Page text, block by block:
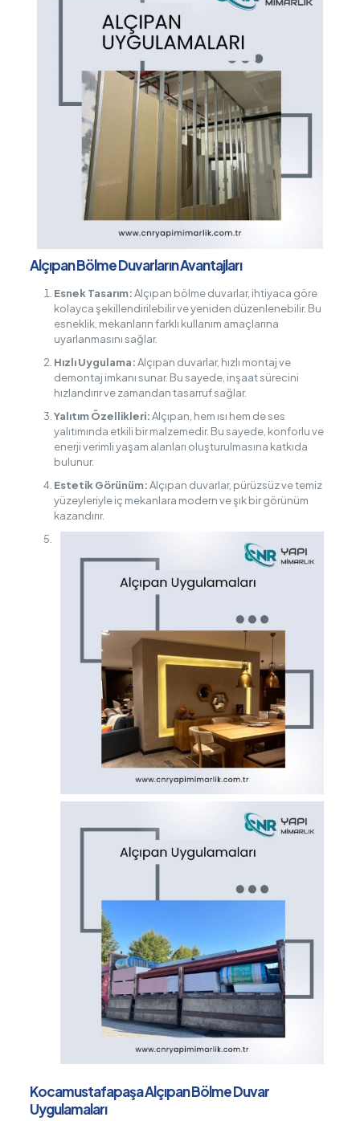
Alçıpan Bölme Duvarların Avantajları
Esnek Tasarım:Alçıpan bölme duvarlar, ihtiyaca göre
kolayca şekillendirilebilir ve yeniden düzenlenebilir. Bu
esneklik, mekanların farklı kullanım amaçlarına
uyarlanmasını sağlar.
Hızlı Uygulama:Alçıpan duvarlar, hızlı montaj ve
demontaj imkanı sunar. Bu sayede, inşaat sürecini
hızlandırır ve zamandan tasarruf sağlar.
Yalıtım Özellikleri:Alçıpan, hem ısı hem de ses
yalıtımında etkili bir malzemedir. Bu sayede, konforlu ve
enerji verimli yaşam alanları oluşturulmasına katkıda
bulunur.
Estetik Görünüm:Alçıpan duvarlar, pürüzsüz ve temiz
yüzeyleriyle iç mekanlara modern ve şık bir görünüm
kazandırır.
Kocamustafapaşa Alçıpan Bölme Duvar
Uygulamaları